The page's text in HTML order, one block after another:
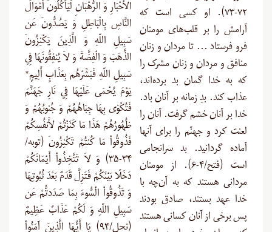
۷۲-۷۳). او کسی است که
آرامش را بر قلب‌های مومنان
فرو فرستاد … تا مردان و زنان
منافق و مردان و زنان مشرک را
که به خدا گمان بد برده‌اند،
عذاب کند. بدِ زمانه بر آنان باد.
خدا بر آنان خشم گرفت. آنان را
لعنت کرد و جهنّم را برای آنها
آماده گردانید. بد سرانجامی
است (فتح/۴-۶). از مومنان
مردانی هستند که به آن‌چه با
خدا عهد بستند، صادق بودند
پس برخی از آنان کسانی هستند
الأَحْبَارِ وَ الرُّهْبَانِ لَيَأْكُلُونَ أَمْوَالَ
النَّاسِ بِالْبَاطِلِ وَ يَصُدُّونَ عَن
سَبِيلِ اللّهِ وَ الَّذِينَ يَكْنِزُونَ
الذَّهَبَ وَ الْفِضَّةَ وَ لاَ يُنفِقُونَهَا فِي
سَبِيلِ اللّهِ فَبَشِّرْهُم بِعَذَابٍ أَلِيمٍ*
يَوْمَ يُحْمَى عَلَيْهَا فِي نَارِ جَهَنَّمَ
فَتُكْوَى بِهَا جِبَاهُهُمْ وَ جُنوبُهُمْ وَ
ظُهُورُهُمْ هَذَا مَا كَنَزْتُمْ لأَنفُسِكُمْ
فَذُوقُواْ مَا كُنتُمْ تَكْنِزُونَ (توبه/
۳۴-۳۵) وَ لاَ تَتَّخِذُواْ أَيْمَانَكُمْ
دَخَلًا بَيْنَكُمْ فَتَزِلَّ قَدَمٌ بَعْدَ ثُبُوتِهَا
وَ تَذُوقُواْ الْسُّوءَ بِمَا صَدَدتُّمْ عَن
سَبِيلِ اللّهِ وَ لَكُمْ عَذَابٌ عَظِيمٌ
(نحل/۹۴) يَا أَيُّهَا الَّذِينَ آمَنُواْ